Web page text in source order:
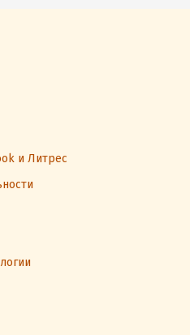
и Литрес